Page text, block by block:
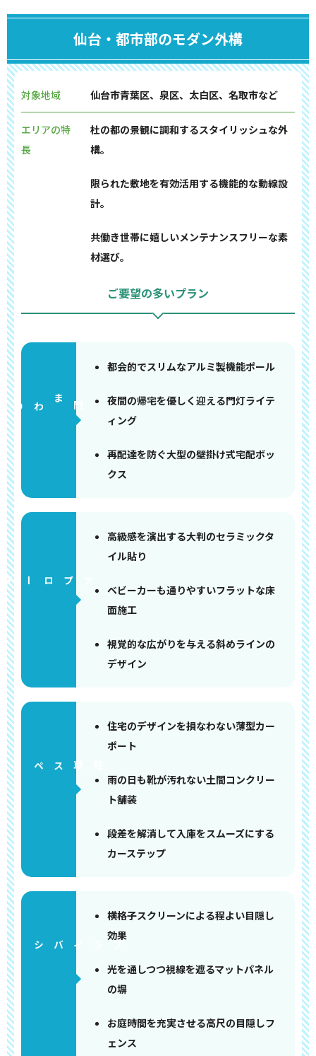
仙台・都市部のモダン外構
対象地域 仙台市青葉区、泉区、太白区、名取市など
エリアの特
長
杜の都の景観に調和するスタイリッシュな外
構。
限られた敷地を有効活用する機能的な動線設
計。
共働き世帯に嬉しいメンテナンスフリーな素
材選び。
ご要望の多いプラン
門まわり
都会的でスリムなアルミ製機能ポール
夜間の帰宅を優しく迎える門灯ライテ
ィング
再配達を防ぐ大型の壁掛け式宅配ボッ
クス
アプローチ
高級感を演出する大判のセラミックタ
イル貼り
ベビーカーも通りやすいフラットな床
面施工
視覚的な広がりを与える斜めラインの
デザイン
住宅のデザインを損なわない薄型カー
ポート
雨の日も靴が汚れない土間コンクリー
ト舗装
段差を解消して入庫をスムーズにする
カーステップ
横格子スクリーンによる程よい目隠し
効果
光を通しつつ視線を遮るマットパネル
の塀
お庭時間を充実させる高尺の目隠しフ
ェンス